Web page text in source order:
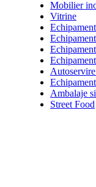
Mobilier
Vitrine
Ambalaje
Street Food